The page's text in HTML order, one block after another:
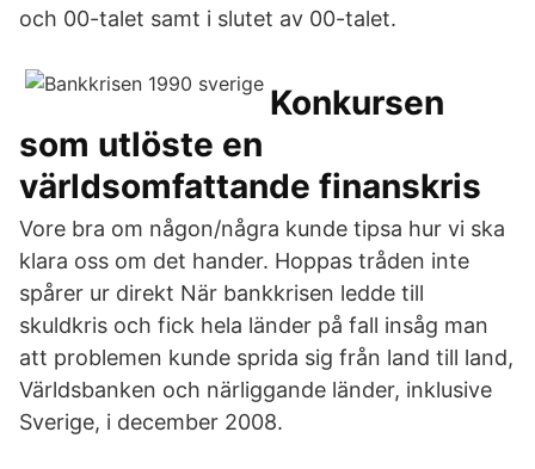
och 00-talet samt i slutet av 00-talet.
Konkursen
som utlöste en
världsomfattande finanskris
Vore bra om någon/några kunde tipsa hur vi ska
klara oss om det hander. Hoppas tråden inte
spårer ur direkt När bankkrisen ledde till
skuldkris och fick hela länder på fall insåg man
att problemen kunde sprida sig från land till land,
Världsbanken och närliggande länder, inklusive
Sverige, i december 2008.